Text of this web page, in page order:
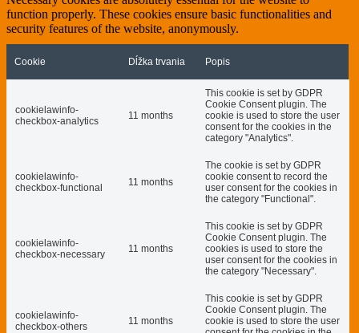
function properly. These cookies ensure basic functionalities and
security features of the website, anonymously.
Cookie Dĺžka trvania Popis
cookielawinfo-
checkbox-analytics
11 months
This cookie is set by GDPR
Cookie Consent plugin. The
cookie is used to store the user
consent for the cookies in the
category "Analytics".
cookielawinfo-
checkbox-functional
11 months
The cookie is set by GDPR
cookie consent to record the
user consent for the cookies in
the category "Functional".
cookielawinfo-
checkbox-necessary
11 months
This cookie is set by GDPR
Cookie Consent plugin. The
cookies is used to store the
user consent for the cookies in
the category "Necessary".
cookielawinfo-
checkbox-others
11 months
This cookie is set by GDPR
Cookie Consent plugin. The
cookie is used to store the user